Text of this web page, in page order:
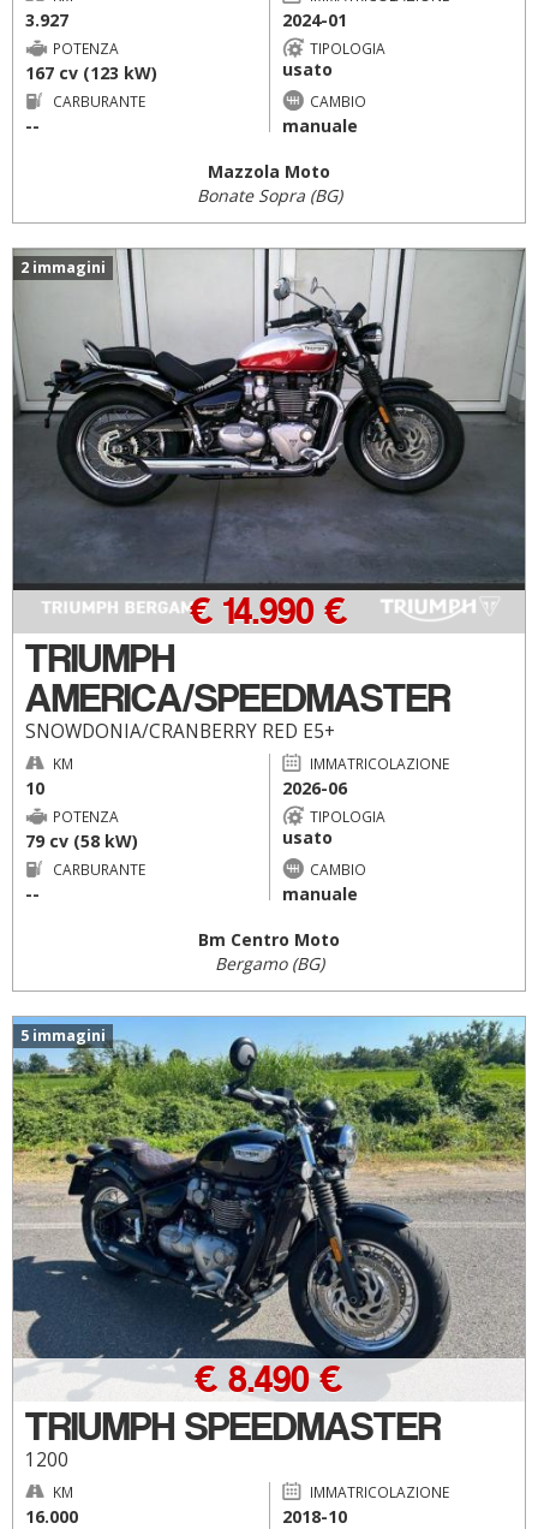
3.927 2024-01
POTENZA
167 cv (123 kW)
TIPOLOGIA
usato
CARBURANTE
--
CAMBIO
manuale
Mazzola Moto
Bonate Sopra (BG)
2 immagini
TRIUMPH
AMERICA/SPEEDMASTER
SNOWDONIA/CRANBERRY RED E5+
€ 14.990 €
KM
10
IMMATRICOLAZIONE
2026-06
POTENZA
79 cv (58 kW)
TIPOLOGIA
usato
CARBURANTE
--
CAMBIO
manuale
Bm Centro Moto
Bergamo (BG)
5 immagini
TRIUMPH SPEEDMASTER
1200
€ 8.490 €
KM
16.000
IMMATRICOLAZIONE
2018-10